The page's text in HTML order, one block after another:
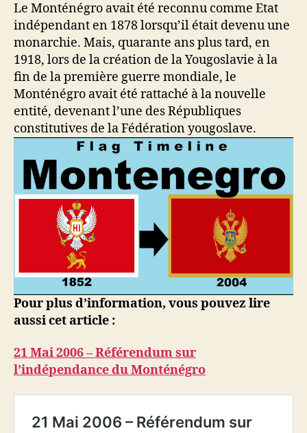
Le Monténégro avait été reconnu comme Etat
indépendant en 1878 lorsqu’il était devenu une
monarchie. Mais, quarante ans plus tard, en
1918, lors de la création de la Yougoslavie à la
fin de la première guerre mondiale, le
Monténégro avait été rattaché à la nouvelle
entité, devenant l’une des Républiques
constitutives de la Fédération yougoslave.
Pour plus d’information, vous pouvez lire
aussi cet article :
21 Mai 2006 – Référendum sur
l’indépendance du Monténégro